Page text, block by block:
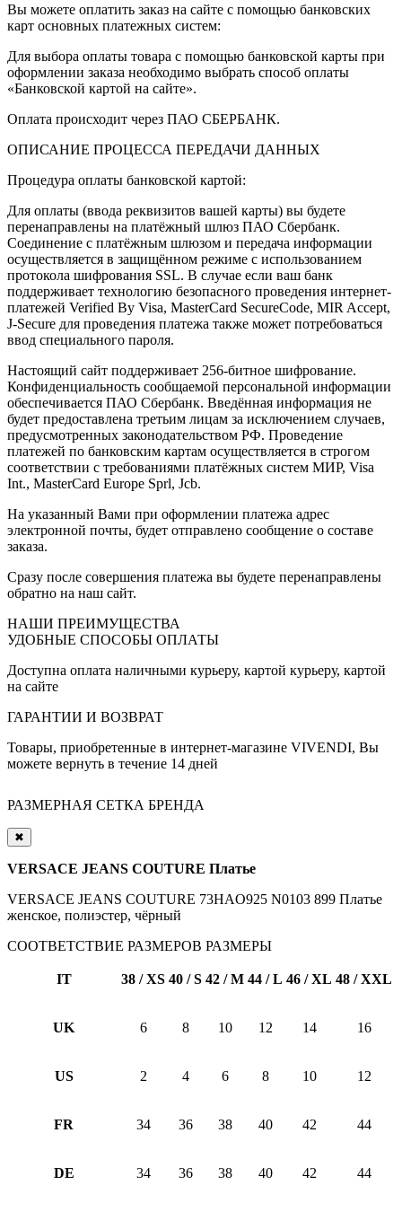
Вы можете оплатить заказ на сайте с помощью банковских
карт основных платежных систем:
Для выбора оплаты товара с помощью банковской карты при
оформлении заказа необходимо выбрать способ оплаты
«Банковской картой на сайте».
Оплата происходит через ПАО СБЕРБАНК.
ОПИСАНИЕ ПРОЦЕССА ПЕРЕДАЧИ ДАННЫХ
Процедура оплаты банковской картой:
Для оплаты (ввода реквизитов вашей карты) вы будете
перенаправлены на платёжный шлюз ПАО Сбербанк.
Соединение с платёжным шлюзом и передача информации
осуществляется в защищённом режиме с использованием
протокола шифрования SSL. В случае если ваш банк
поддерживает технологию безопасного проведения интернет-
платежей Verified By Visa, MasterCard SecureCode, MIR Accept,
J-Secure для проведения платежа также может потребоваться
ввод специального пароля.
Настоящий сайт поддерживает 256-битное шифрование.
Конфиденциальность сообщаемой персональной информации
обеспечивается ПАО Сбербанк. Введённая информация не
будет предоставлена третьим лицам за исключением случаев,
предусмотренных законодательством РФ. Проведение
платежей по банковским картам осуществляется в строгом
соответствии с требованиями платёжных систем МИР, Visa
Int., MasterCard Europe Sprl, Jcb.
На указанный Вами при оформлении платежа адрес
электронной почты, будет отправлено сообщение о составе
заказа.
Сразу после совершения платежа вы будете перенаправлены
обратно на наш сайт.
НАШИ ПРЕИМУЩЕСТВА
УДОБНЫЕ СПОСОБЫ ОПЛАТЫ
Доступна оплата наличными курьеру, картой курьеру, картой
на сайте
ГАРАНТИИ И ВОЗВРАТ
Товары, приобретенные в интернет-магазине VIVENDI, Вы
можете вернуть в течение 14 дней
РАЗМЕРНАЯ СЕТКА БРЕНДА
✖
VERSACE JEANS COUTURE Платье
VERSACE JEANS COUTURE 73HAO925 N0103 899 Платье
женское, полиэстер, чёрный
СООТВЕТСТВИЕ РАЗМЕРОВ РАЗМЕРЫ
IT 38 / XS 40 / S 42 / M 44 / L 46 / XL 48 / XXL
UK 6 8 10 12 14 16
US 2 4 6 8 10 12
FR 34 36 38 40 42 44
DE 34 36 38 40 42 44